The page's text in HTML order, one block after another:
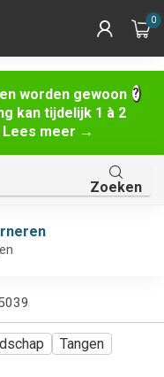
worden gewoon
kan tijdelijk 1 à 2
Lees meer →
0
Zoeken
Tangen